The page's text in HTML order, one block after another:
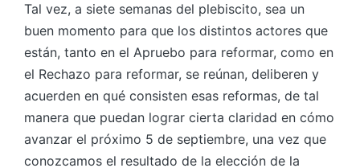
Tal vez, a siete semanas del plebiscito, sea un
buen momento para que los distintos actores que
están, tanto en el Apruebo para reformar, como en
el Rechazo para reformar, se reúnan, deliberen y
acuerden en qué consisten esas reformas, de tal
manera que puedan lograr cierta claridad en cómo
avanzar el próximo 5 de septiembre, una vez que
conozcamos el resultado de la elección de la